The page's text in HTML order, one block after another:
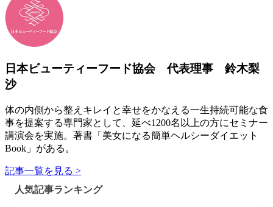
日本ビューティーフード協会 代表理事 鈴木梨
沙
体の内側から整えキレイと幸せをかなえる一生持続可能な食
事を提案する専門家として、延べ1200名以上の方にセミナー
講演会を実施。著書「美女になる簡単ヘルシーダイエット
Book」がある。
記事一覧を見る >
人気記事ランキング